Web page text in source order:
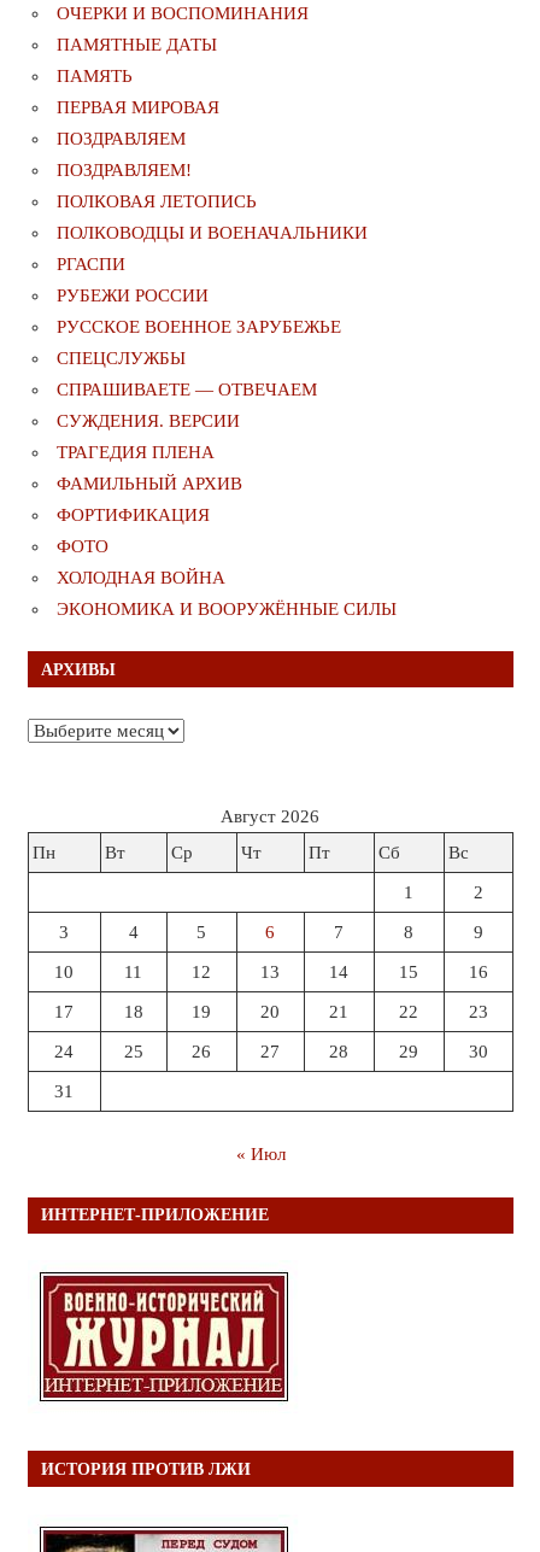
ОЧЕРКИ И ВОСПОМИНАНИЯ
ПАМЯТНЫЕ ДАТЫ
ПАМЯТЬ
ПЕРВАЯ МИРОВАЯ
ПОЗДРАВЛЯЕМ
ПОЗДРАВЛЯЕМ!
ПОЛКОВАЯ ЛЕТОПИСЬ
ПОЛКОВОДЦЫ И ВОЕНАЧАЛЬНИКИ
РГАСПИ
РУБЕЖИ РОССИИ
РУССКОЕ ВОЕННОЕ ЗАРУБЕЖЬЕ
СПЕЦСЛУЖБЫ
СПРАШИВАЕТЕ — ОТВЕЧАЕМ
СУЖДЕНИЯ. ВЕРСИИ
ТРАГЕДИЯ ПЛЕНА
ФАМИЛЬНЫЙ АРХИВ
ФОРТИФИКАЦИЯ
ФОТО
ХОЛОДНАЯ ВОЙНА
ЭКОНОМИКА И ВООРУЖЁННЫЕ СИЛЫ
АРХИВЫ
Архивы
Август 2026
Пн
Вт Ср Чт Пт Сб Вс
1 2
3 4 5 6 7 8 9
10 11 12 13 14 15 16
17 18 19 20 21 22 23
24 25 26 27 28 29 30
31
« Июл
ИНТЕРНЕТ-ПРИЛОЖЕНИЕ
ИСТОРИЯ ПРОТИВ ЛЖИ